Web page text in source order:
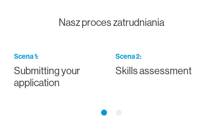
Nasz proces zatrudniania
Scena1:
Submitting your
application
Scena2:
Skills assessment